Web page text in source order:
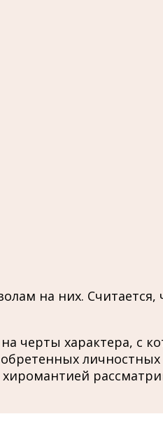
на них.
черты характера, с
личностных